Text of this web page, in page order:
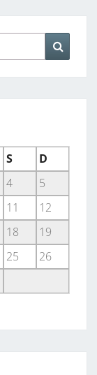
S
D
4
5
11
12
18
19
25
26